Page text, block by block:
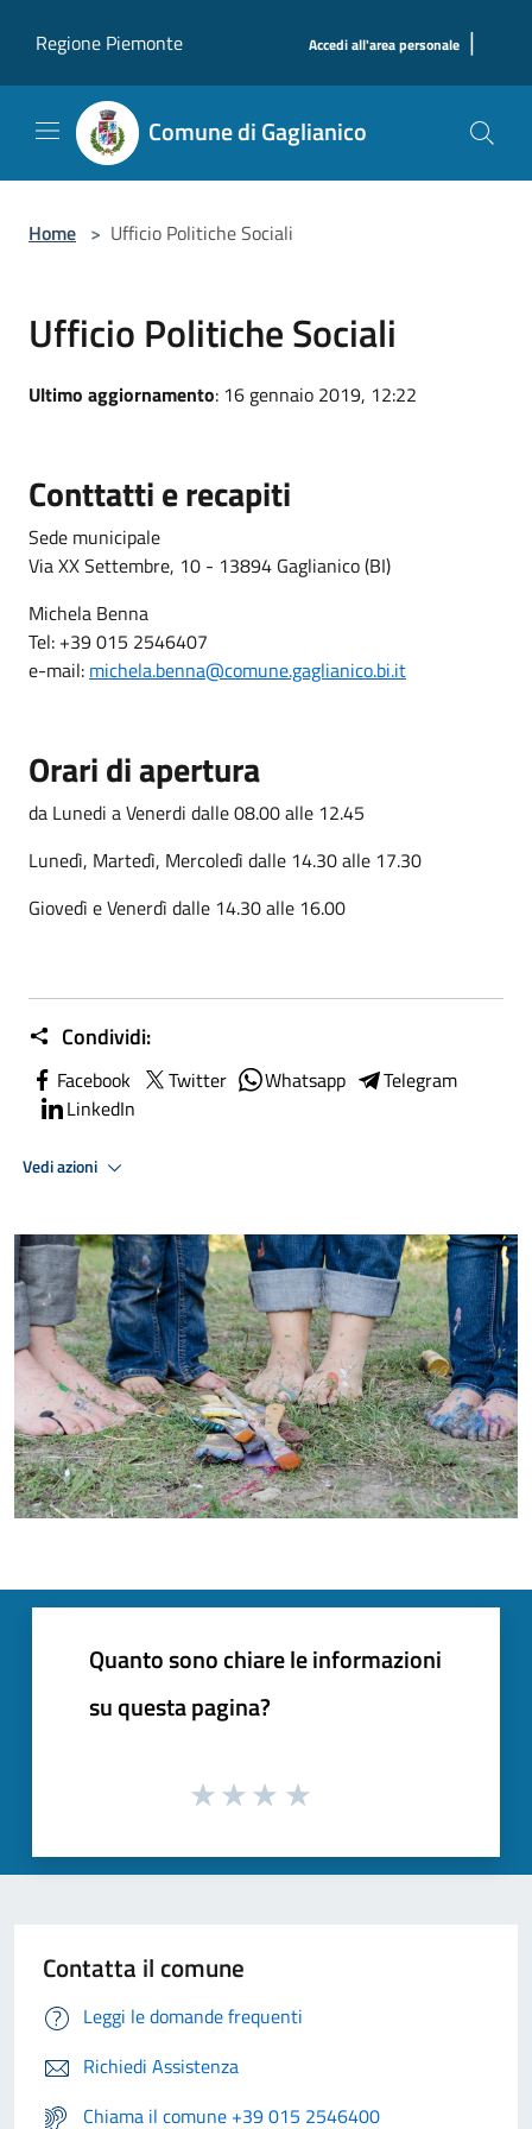
Regione Piemonte
Accedi all'area personale |
Comune di Gaglianico
Home > Ufficio Politiche Sociali
Ufficio Politiche Sociali
Ultimo aggiornamento: 16 gennaio 2019, 12:22
Conttatti e recapiti
Sede municipale
Via XX Settembre, 10 - 13894 Gaglianico (BI)
Michela Benna
Tel: +39 015 2546407
e-mail: michela.benna@comune.gaglianico.bi.it
Orari di apertura
da Lunedi a Venerdi dalle 08.00 alle 12.45
Lunedì, Martedì, Mercoledì dalle 14.30 alle 17.30
Giovedì e Venerdì dalle 14.30 alle 16.00
Condividi:
Facebook Twitter Whatsapp
Telegram
LinkedIn
Vedi azioni
Quanto sono chiare le informazioni
su questa pagina?
Contatta il comune
Leggi le domande frequenti
Richiedi Assistenza
Chiama il comune +39 015 2546400